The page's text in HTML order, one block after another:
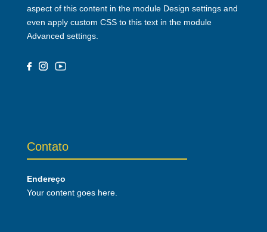
aspect of this content in the module Design settings and
even apply custom CSS to this text in the module
Advanced settings.
Contato
Endereço
Your content goes here.